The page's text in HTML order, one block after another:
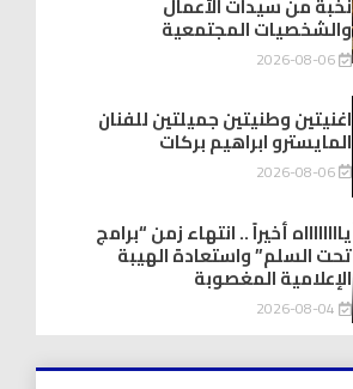
والشخصيات المجتمعية
2026-08-06
اغنيتين وطنيتين جميلتين للفنان
المايسترو ابراهيم بركات
2026-08-06
يااااااااه أخيراً .. انتهاء زمن “برامج
تحت السلم” واستعادة الهيبة
الإعلامية المغصوبة
2026-08-04